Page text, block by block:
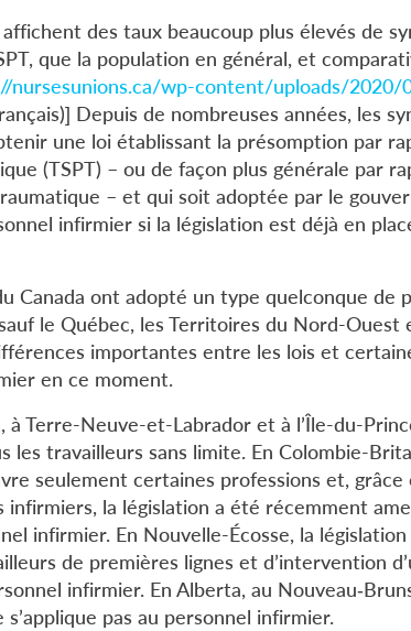
des taux beaucoup plus élevés de
que la population en général, et
nursesunions.ca/wp-content/uploads/2020/
Depuis de nombreuses années, les
une loi établissant la présomption par
(TSPT) – ou de façon plus générale par
– et qui soit adoptée par le
infirmier si la législation est déjà en
Canada ont adopté un type quelconque de
le Québec, les Territoires du Nord-Ouest
importantes entre les lois et
en ce moment.
à Terre-Neuve-et-Labrador et à l’Île-du-
les travailleurs sans limite. En Colombie-
seulement certaines professions et, grâce
la législation a été récemment
infirmier. En Nouvelle-Écosse, la
de premières lignes et d’intervention
infirmier. En Alberta, au
pas au personnel infirmier.